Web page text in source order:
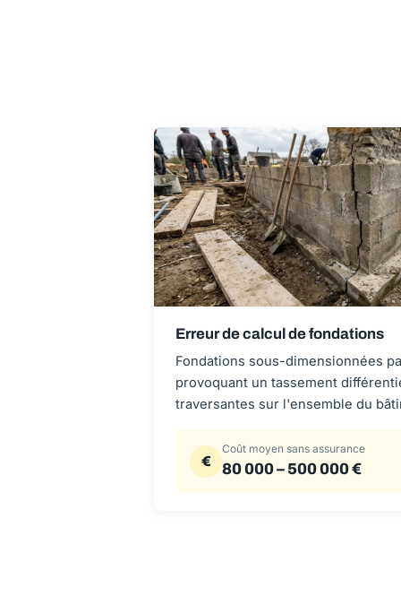
Erreur de calcul de fondations
Fondations sous-dimensionnées
provoquant un tassement
traversantes sur l'ensemble du
€
Coût moyen sans assurance
80 000 – 500 000 €